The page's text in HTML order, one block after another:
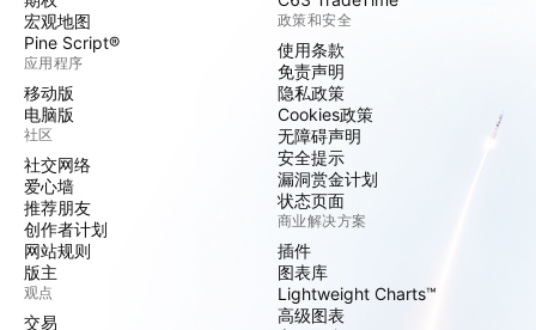
宏观地图
Pine Script®
应用程序
移动版
电脑版
社区
社交网络
爱心墙
推荐朋友
创作者计划
网站规则
版主
观点
交易
政策和安全
使用条款
免责声明
隐私政策
Cookies政策
无障碍声明
安全提示
漏洞赏金计划
状态页面
商业解决方案
插件
图表库
Lightweight Charts™
高级图表